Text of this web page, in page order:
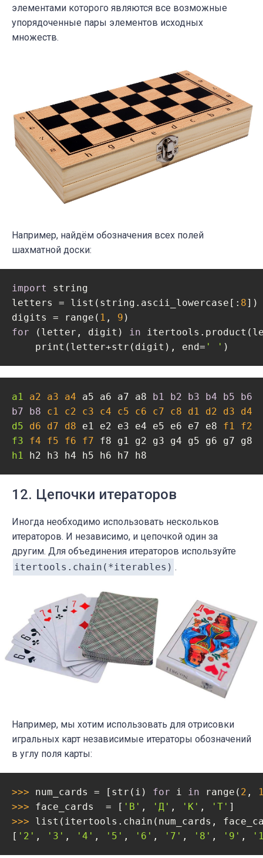
элементами которого являются все возможные
упорядоченные пары элементов исходных
множеств.
Например, найдём обозначения всех полей
шахматной доски:
import
string
letters = list(string.ascii_lowercase[: 8])
digits = range( 1 , 9
for (letter, digit) in
    print(letter+str(digit), end=
' ' )
a1 a2 a3 a4 a5 a6 a7 a8 b1 b2 b3 b4 b5
b7 b8 c1 c2 c3 c4 c5 c6 c7 c8 d1 d2 d3
d4
d5
d6 d7 d8 e1 e2 e3 e4 e5 e6 e7 e8 f1
f2
f3
f4 f5 f6 f7
h1 h2 h3 h4 h5 h6 h7 h8
12. Цепочки итераторов
Иногда необходимо использовать нескольков
итераторов. И независимо, и цепочкой один за
другим. Для объединения итераторов используйте
itertools.chain(*iterables) .
Например, мы хотим использовать для отрисовки
игральных карт независимые итераторы обозначений
в углу поля карты:
>>> num_cards = [str(i) for i in range( 2 ,
>>> face_cards  = [ 'В' , 'Д' , 'К' , 'Т'
>>> list(itertools.chain(num_cards,
[ '2' , '3' , '4' , '5' , '6' , '7' , '8' , '9' ,